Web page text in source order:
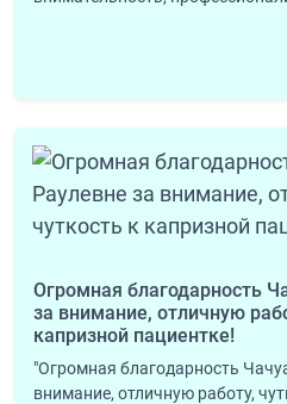
Огромная благодарность
за внимание, отличную
капризной пациентке!
"Огромная благодарность
внимание, отличную работу,